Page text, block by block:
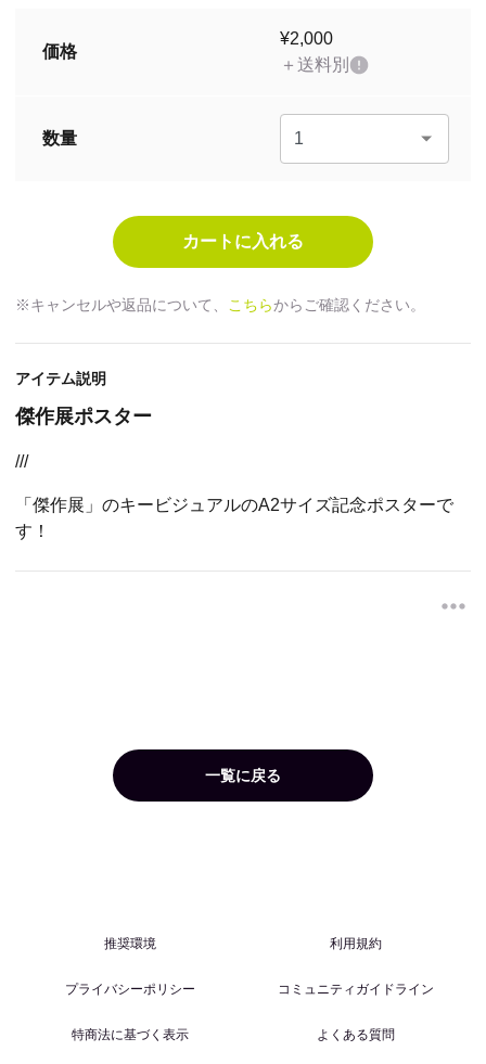
価格
¥2,000
＋送料別
数量
※キャンセルや返品について、 こちらからご確認ください。
アイテム説明
傑作展ポスター
///
「傑作展」のキービジュアルのA2サイズ記念ポスターで
す！
一覧に戻る
推奨環境 利用規約
プライバシーポリシー コミュニティガイドライン
特商法に基づく表示 よくある質問